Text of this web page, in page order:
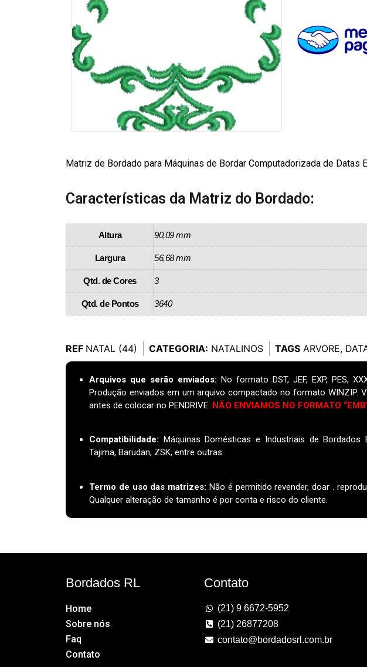
Matriz de Bordado para Máquinas de Bordar Computadorizada de Datas
Características da Matriz do Bordado:
Altura 90,09 mm
Largura 56,68 mm
Qtd. de Cores 3
Qtd. de Pontos 3640
REF NATAL (44) CATEGORIA: NATALINOS TAGS ARVORE,
Arquivos que serão enviados: No formato DST, JEF, EXP, PES,
Produção enviados em um arquivo compactado no formato WINZIP.
antes de colocar no PENDRIVE. NÃO ENVIAMOS NO FORMATO
Compatibilidade: Máquinas Domésticas e Industriais de Bordados
Tajima, Barudan, ZSK, entre outras.
Termo de uso das matrizes: Não é permitido revender, doar .
Qualquer alteração de tamanho é por conta e risco do cliente.
Bordados RL
Home
Sobre nós
Faq
Contato
Contato
(21) 9 6672-5952
(21) 26877208
contato@bordadosrl.com.br